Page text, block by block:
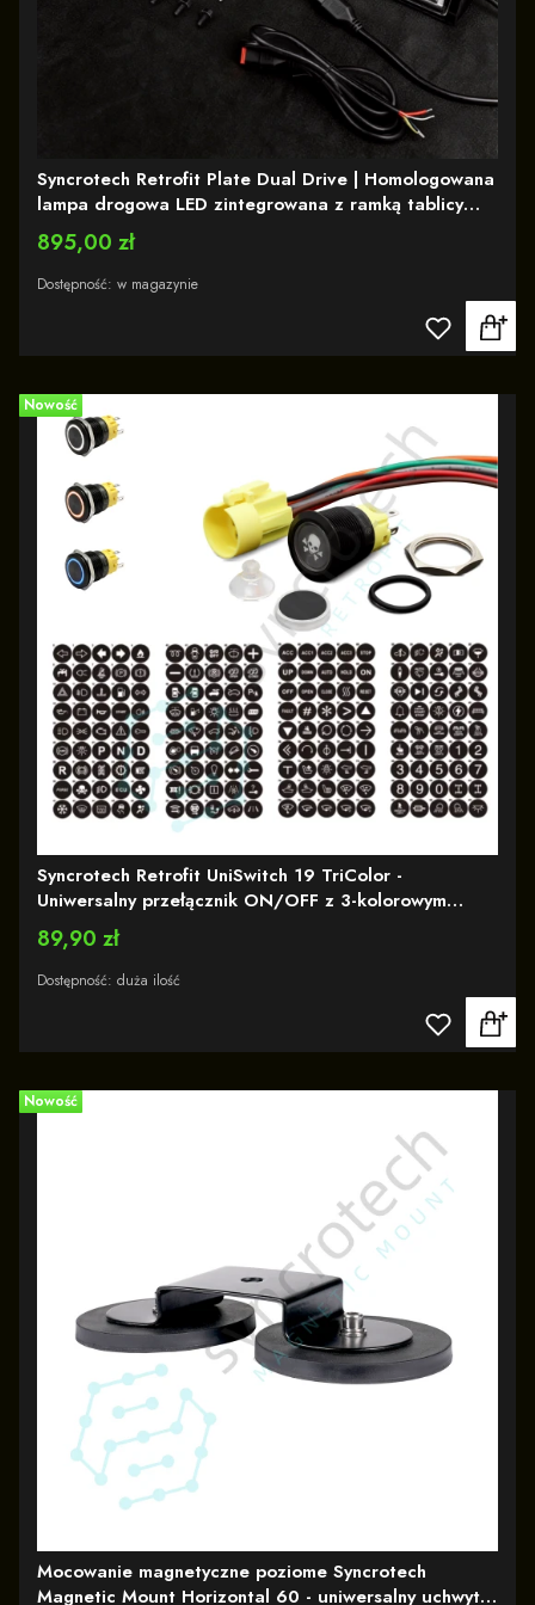
Syncrotech Retrofit Plate Dual Drive | Homologowana
lampa drogowa LED zintegrowana z ramką tablicy
rejestracyjnej | Białe i pomarańczowe światło
pozycyjne - Ref. 2 x 25
Cena
895,00 zł
Dostępność: w magazynie
Nowość
Syncrotech Retrofit UniSwitch 19 TriColor -
Uniwersalny przełącznik ON/OFF z 3-kolorowym
podświetleniem LED i wymiennymi symbolami funkcji |
12-24V
Cena
89,90 zł
Dostępność: duża ilość
Nowość
Mocowanie magnetyczne poziome Syncrotech
Magnetic Mount Horizontal 60 - uniwersalny uchwyt